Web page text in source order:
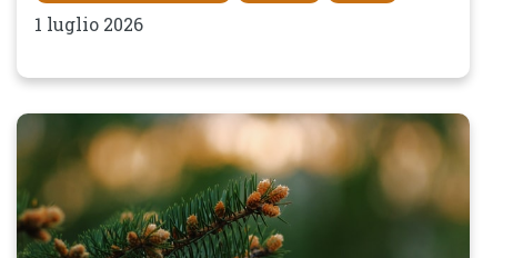
1 luglio 2026